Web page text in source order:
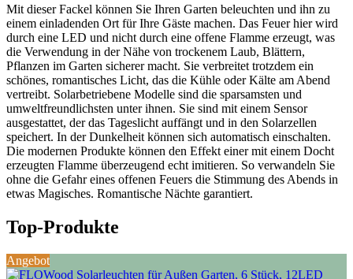
Mit dieser Fackel können Sie Ihren Garten beleuchten und ihn zu
einem einladenden Ort für Ihre Gäste machen. Das Feuer hier wird
durch eine LED und nicht durch eine offene Flamme erzeugt, was
die Verwendung in der Nähe von trockenem Laub, Blättern,
Pflanzen im Garten sicherer macht. Sie verbreitet trotzdem ein
schönes, romantisches Licht, das die Kühle oder Kälte am Abend
vertreibt. Solarbetriebene Modelle sind die sparsamsten und
umweltfreundlichsten unter ihnen. Sie sind mit einem Sensor
ausgestattet, der das Tageslicht auffängt und in den Solarzellen
speichert. In der Dunkelheit können sich automatisch einschalten.
Die modernen Produkte können den Effekt einer mit einem Docht
erzeugten Flamme überzeugend echt imitieren. So verwandeln Sie
ohne die Gefahr eines offenen Feuers die Stimmung des Abends in
etwas Magisches. Romantische Nächte garantiert.
Top-Produkte
Angebot